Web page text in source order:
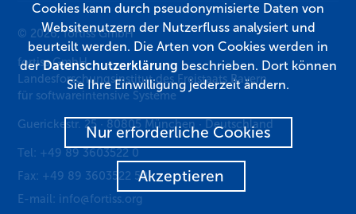
© 2026, fortiss GmbH
fortiss GmbH
Landesforschungsinstitut des Freistaats Bayern
für softwareintensive Systeme
Guerickestr. 25 · 80805 München · Deutschland
Tel: +49 89 3603522 0
Fax: +49 89 3603522 50
E-mail: info@fortiss.org
Cookies kann durch pseudonymisierte Daten von
Websitenutzern der Nutzerfluss analysiert und
beurteilt werden. Die Arten von Cookies werden in
derDatenschutzerklärung beschrieben. Dort können
Sie Ihre Einwilligung jederzeit ändern.
Nur erforderliche Cookies
Akzeptieren